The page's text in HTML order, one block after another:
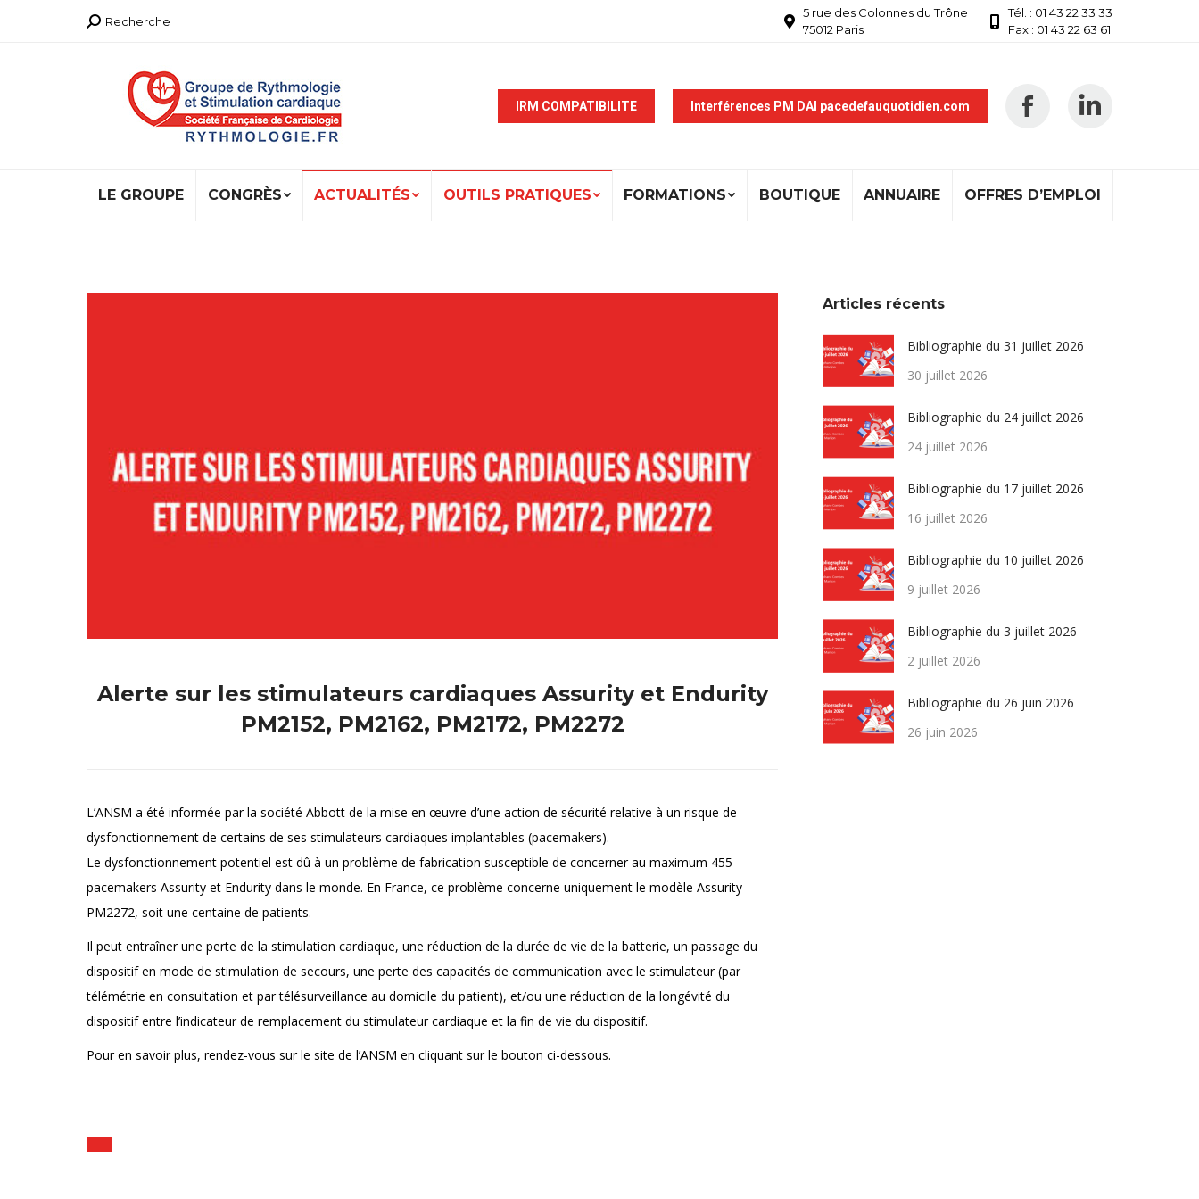
Recherche
Recherche
5 rue des Colonnes du Trône
75012 Paris
Tél. : 01 43 22 33 33
Fax : 01 43 22 63 61
IRM COMPATIBILITE Interférences PM DAI pacedefauquotidien.com
LE GROUPE CONGRÈS ACTUALITÉS OUTILS PRATIQUES FORMATIONS BOUTIQUE ANNUAIRE OFFRES D’EMPLOI
Alerte sur les stimulateurs cardiaques Assurity et Endurity
PM2152, PM2162, PM2172, PM2272
L’ANSM a été informée par la société Abbott de la mise en œuvre d’une action de sécurité relative à un risque de
dysfonctionnement de certains de ses stimulateurs cardiaques implantables (pacemakers).
Le dysfonctionnement potentiel est dû à un problème de fabrication susceptible de concerner au maximum 455
pacemakers Assurity et Endurity dans le monde. En France, ce problème concerne uniquement le modèle Assurity
PM2272, soit une centaine de patients.
Il peut entraîner une perte de la stimulation cardiaque, une réduction de la durée de vie de la batterie, un passage du
dispositif en mode de stimulation de secours, une perte des capacités de communication avec le stimulateur (par
télémétrie en consultation et par télésurveillance au domicile du patient), et/ou une réduction de la longévité du
dispositif entre l’indicateur de remplacement du stimulateur cardiaque et la fin de vie du dispositif.
Pour en savoir plus, rendez-vous sur le site de l’ANSM en cliquant sur le bouton ci-dessous.
Articles récents
Bibliographie du 31 juillet 2026
30 juillet 2026
Bibliographie du 24 juillet 2026
24 juillet 2026
Bibliographie du 17 juillet 2026
16 juillet 2026
Bibliographie du 10 juillet 2026
9 juillet 2026
Bibliographie du 3 juillet 2026
2 juillet 2026
Bibliographie du 26 juin 2026
26 juin 2026